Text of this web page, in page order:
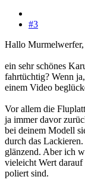
#3
Hallo Murmelwerfer,
ein sehr schönes
fahrtüchtig? Wenn
einem Video
Vor allem die
ja immer davor
bei deinem Modell
durch das
glänzend. Aber ich
vieleicht Wert
poliert sind.